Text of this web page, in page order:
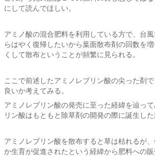
にして読んでほしい。
アミノ酸の混合肥料を利用している方で、台
らはやく復帰したいから葉面散布剤の回数を
くして散布ということが頻繁に見られる。
ここで前述したアミノレブリン酸の尖った剤
良いか考えてみる。
アミノレブリン酸の発売に至った経緯を辿っ
リン酸はもともと除草剤の開発の際に誕生した
アミノレブリン酸を散布すると草は枯れるが
か生育が促進されたという経緯から肥料への